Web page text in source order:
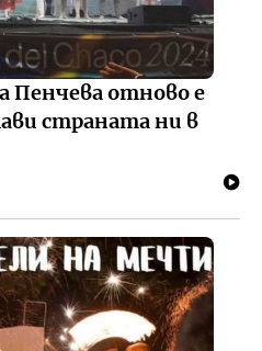
Пенчева отново е
страната ни в